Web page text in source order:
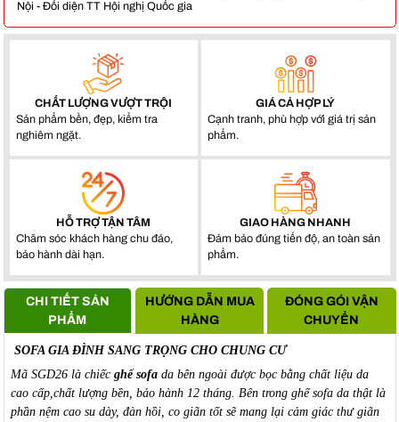
Nội - Đối diện TT Hội nghị Quốc gia
CHẤT LƯỢNG VƯỢT TRỘI
Sản phẩm bền, đẹp, kiểm tra
nghiêm ngặt.
GIÁ CẢ HỢP LÝ
Cạnh tranh, phù hợp với giá trị sản
phẩm.
HỖ TRỢ TẬN TÂM
Chăm sóc khách hàng chu đáo,
bảo hành dài hạn.
GIAO HÀNG NHANH
Đảm bảo đúng tiến độ, an toàn sản
phẩm.
CHI TIẾT SẢN
PHẨM
HƯỚNG DẪN MUA
HÀNG
ĐÓNG GÓI VẬN
CHUYỂN
SOFA GIA ĐÌNH SANG TRỌNG CHO CHUNG CƯ
Mã SGD26 là chiếc ghế sofada bên ngoài được bọc bằng chất liệu da
cao cấp,chất lượng bền, bảo hành 12 tháng. Bên trong ghế sofa da thật là
phần nệm cao su dày, đàn hồi, co giãn tốt sẽ mang lại cảm giác thư giãn